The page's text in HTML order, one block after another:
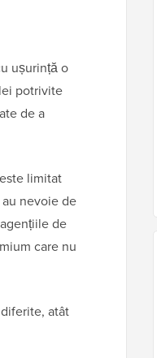
ușurință o
potrivite
de a
limitat
nevoie de
de
care nu
atât